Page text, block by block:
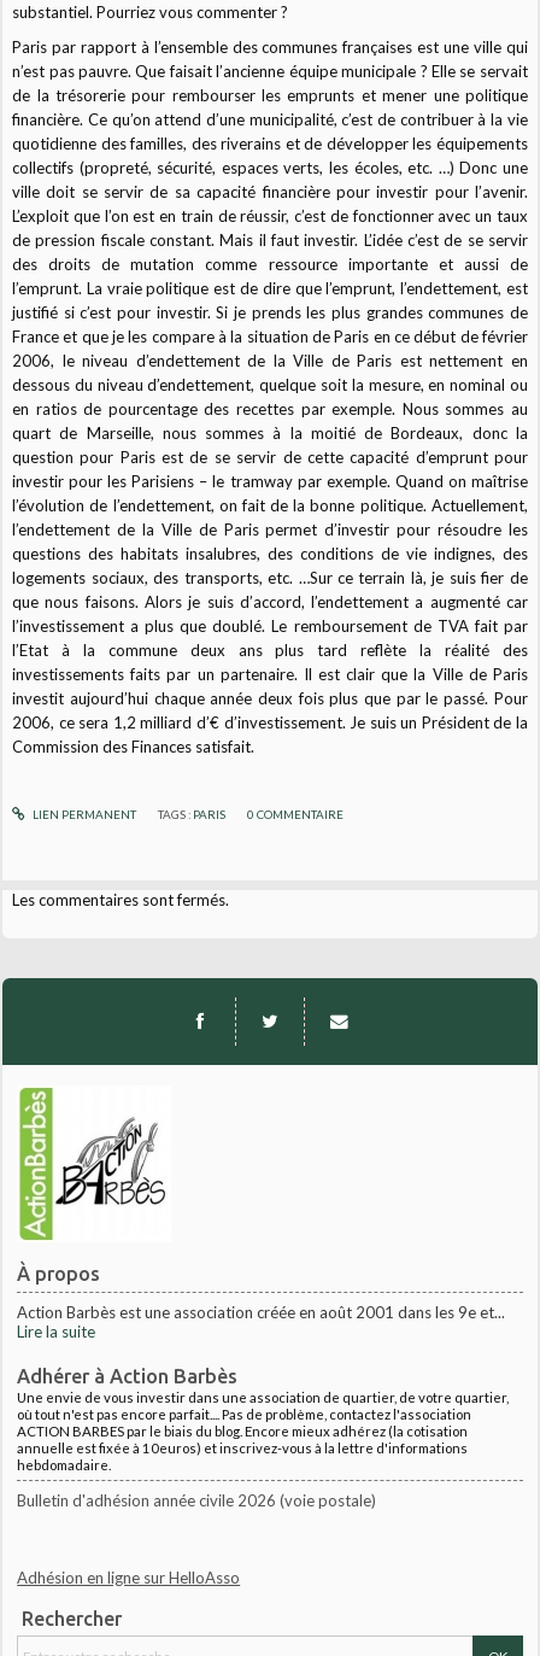
À propos
Action Barbès est une association créée en août 2001 dans les 9e et...
Lire la suite
Adhérer à Action Barbès
Une envie de vous investir dans une association de quartier, de votre quartier,
où tout n'est pas encore parfait.... Pas de problème, contactez l'association
ACTION BARBES par le biais du blog. Encore mieux adhérez (la cotisation
annuelle est fixée à 10euros) et inscrivez-vous à la lettre d'informations
hebdomadaire.
Bulletin d'adhésion année civile 2026 (voie postale)
Adhésion en ligne sur HelloAsso
Rechercher
substantiel. Pourriez vous commenter ?
Paris par rapport à l’ensemble des communes françaises est une ville qui
n’est pas pauvre. Que faisait l’ancienne équipe municipale ? Elle se servait
de la trésorerie pour rembourser les emprunts et mener une politique
financière. Ce qu’on attend d’une municipalité, c’est de contribuer à la vie
quotidienne des familles, des riverains et de développer les équipements
collectifs (propreté, sécurité, espaces verts, les écoles, etc. …) Donc une
ville doit se servir de sa capacité financière pour investir pour l’avenir.
L’exploit que l’on est en train de réussir, c’est de fonctionner avec un taux
de pression fiscale constant. Mais il faut investir. L’idée c’est de se servir
des droits de mutation comme ressource importante et aussi de
l’emprunt. La vraie politique est de dire que l’emprunt, l’endettement, est
justifié si c’est pour investir. Si je prends les plus grandes communes de
France et que je les compare à la situation de Paris en ce début de février
2006, le niveau d’endettement de la Ville de Paris est nettement en
dessous du niveau d’endettement, quelque soit la mesure, en nominal ou
en ratios de pourcentage des recettes par exemple. Nous sommes au
quart de Marseille, nous sommes à la moitié de Bordeaux, donc la
question pour Paris est de se servir de cette capacité d’emprunt pour
investir pour les Parisiens – le tramway par exemple. Quand on maîtrise
l’évolution de l’endettement, on fait de la bonne politique. Actuellement,
l’endettement de la Ville de Paris permet d’investir pour résoudre les
questions des habitats insalubres, des conditions de vie indignes, des
logements sociaux, des transports, etc. …Sur ce terrain là, je suis fier de
que nous faisons. Alors je suis d’accord, l’endettement a augmenté car
l’investissement a plus que doublé. Le remboursement de TVA fait par
l’Etat à la commune deux ans plus tard reflète la réalité des
investissements faits par un partenaire. Il est clair que la Ville de Paris
investit aujourd’hui chaque année deux fois plus que par le passé. Pour
2006, ce sera 1,2 milliard d’€ d’investissement. Je suis un Président de la
Commission des Finances satisfait.
LIEN PERMANENT TAGS : PARIS 0 COMMENTAIRE
Les commentaires sont fermés.